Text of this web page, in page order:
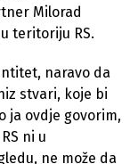
Milorad
teritoriju RS.
naravo da
stvari, koje bi
ja ovdje govorim,
ni u
ne može da